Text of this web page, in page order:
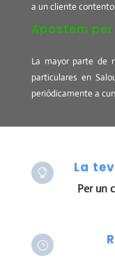
a un cliente
Apostem
La mayor parte de
particulares en
periódicamente a
 La
Per un
}